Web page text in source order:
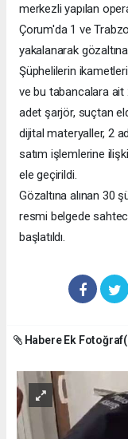
merkezli yapılan
Çorum'da 1 ve
yakalanarak gözaltına
Şüphelilerin
ve bu tabancalara
adet şarjör, suçtan
dijital materyaller, 2
satım işlemlerine
ele geçirildi.
Gözaltına alınan 30
resmi belgede
başlatıldı.
Habere Ek